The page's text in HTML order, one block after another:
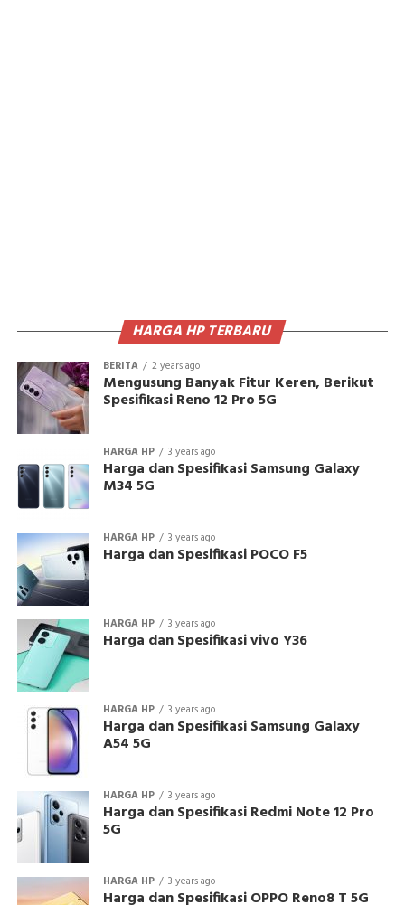
HARGA HP TERBARU
BERITA 2 years ago
Mengusung Banyak Fitur Keren, Berikut
Spesifikasi Reno 12 Pro 5G
HARGA HP 3 years ago
Harga dan Spesifikasi Samsung Galaxy
M34 5G
HARGA HP 3 years ago
Harga dan Spesifikasi POCO F5
HARGA HP 3 years ago
Harga dan Spesifikasi vivo Y36
HARGA HP 3 years ago
Harga dan Spesifikasi Samsung Galaxy
A54 5G
HARGA HP 3 years ago
Harga dan Spesifikasi Redmi Note 12 Pro
5G
HARGA HP 3 years ago
Harga dan Spesifikasi OPPO Reno8 T 5G